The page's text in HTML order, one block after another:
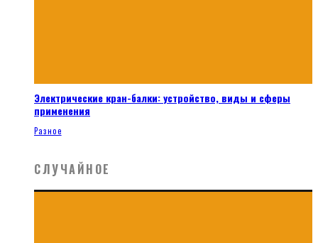
Электрические кран-балки: устройство, виды и сферы
применения
Разное
СЛУЧАЙНОЕ